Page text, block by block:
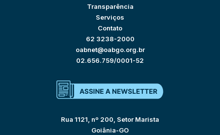
Transparência
Serviços
Contato
62 3238-2000
oabnet@oabgo.org.br
02.656.759/0001-52
Rua 1121, nº 200, Setor Marista
Goiânia-GO